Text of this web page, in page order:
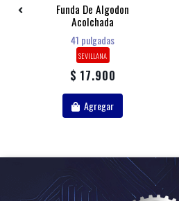
Funda De Algodon
Acolchada
41 pulgadas
SEVILLANA
$ 17.900
Agregar